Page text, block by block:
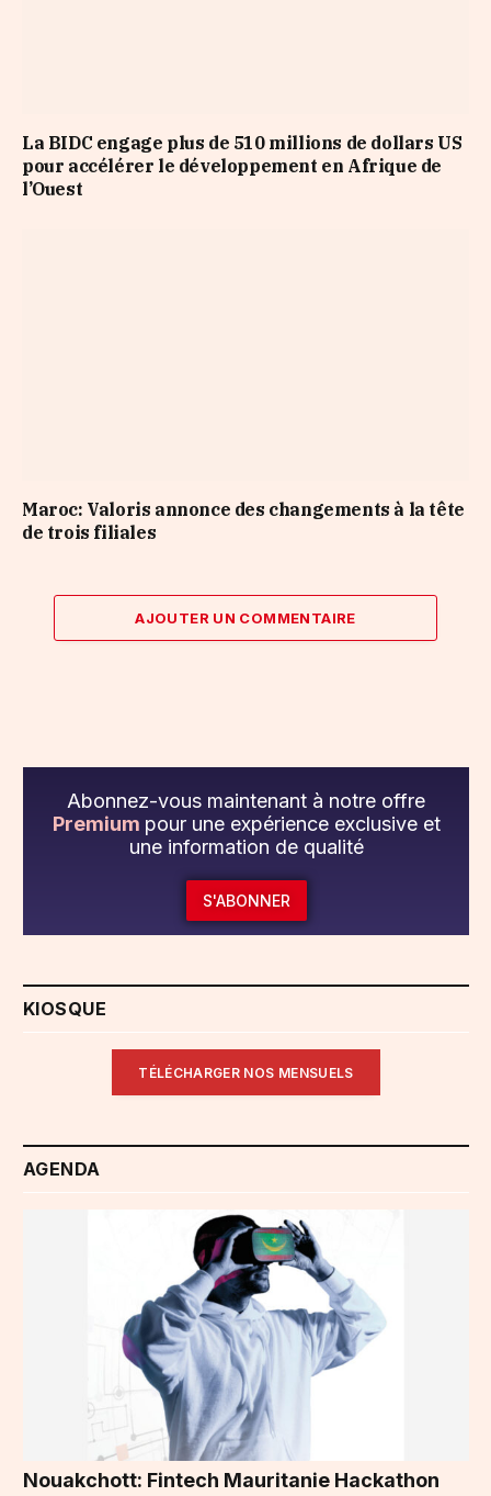
La BIDC engage plus de 510 millions de dollars US
pour accélérer le développement en Afrique de
l’Ouest
Maroc: Valoris annonce des changements à la tête
de trois filiales
AJOUTER UN COMMENTAIRE
Abonnez-vous maintenant à notre offre
Premium pour une expérience exclusive et
une information de qualité
S'ABONNER
KIOSQUE
TÉLÉCHARGER NOS MENSUELS
AGENDA
Nouakchott: Fintech Mauritanie Hackathon